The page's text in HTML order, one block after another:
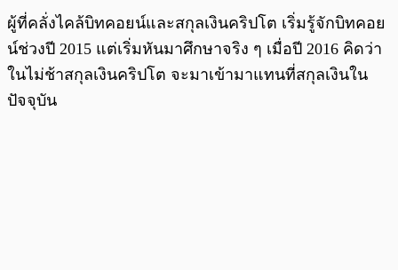
ผู้ที่คลั่งไคล้บิทคอยน์และสกุลเงินคริปโต เริ่มรู้จักบิทคอย
น์ช่วงปี 2015 แต่เริ่มหันมาศึกษาจริง ๆ เมื่อปี 2016 คิดว่า
ในไม่ช้าสกุลเงินคริปโต จะมาเข้ามาแทนที่สกุลเงินใน
ปัจจุบัน